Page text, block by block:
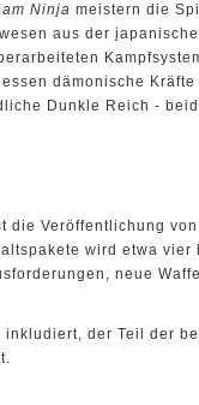
Ninja meistern die
aus der
dämonische
Dunkle Reich -
die Veröffentlichung
wird etwa
neue
der Teil der